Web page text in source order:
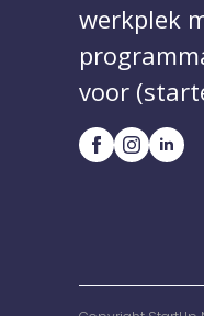
werkplek
voor